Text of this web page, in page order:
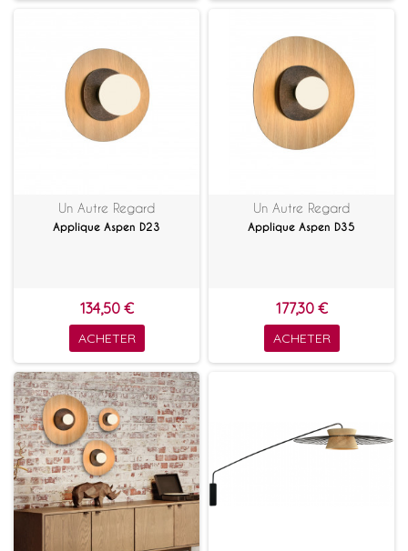
Un Autre Regard
Applique Aspen D23
134,50 €
ACHETER
Un Autre Regard
Applique Aspen D35
177,30 €
ACHETER